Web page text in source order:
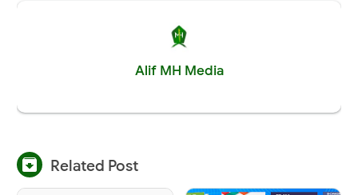
Alif MH Media
 Related Post